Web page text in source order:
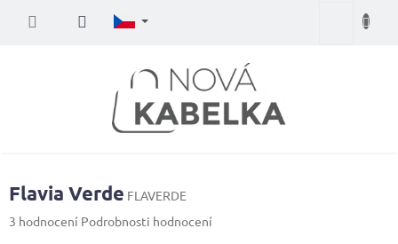
Nákupní
Flavia Verde FLAVERDE
Průměrné
3 hodnocení Podrobnosti hodnocení